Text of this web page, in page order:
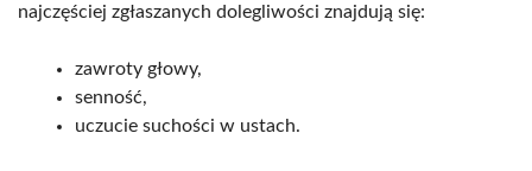
najczęściej zgłaszanych dolegliwości znajdują się:
zawroty głowy,
senność,
uczucie suchości w ustach.